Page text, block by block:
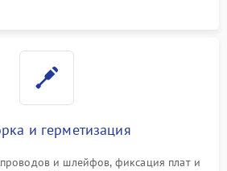
и герметизация
и шлейфов, фиксация плат и